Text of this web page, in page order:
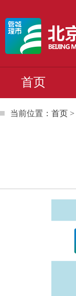
首页
当前位置： 首页 >